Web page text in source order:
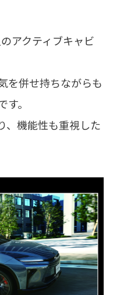
アクティブキャビ
を併せ持ちながらも
。
、機能性も重視した